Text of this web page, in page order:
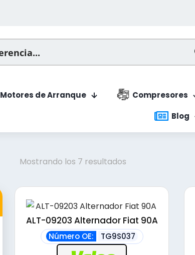
Motores de Arranque Compresores
Blog
Mostrando los 7 resultadosOrdenado
precio:
bajo
a
alto
ALT-09203 Alternador Fiat 90A
Número OE: TG9S037